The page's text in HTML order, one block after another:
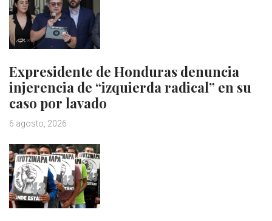
Expresidente de Honduras denuncia
injerencia de “izquierda radical” en su
caso por lavado
6 agosto, 2026